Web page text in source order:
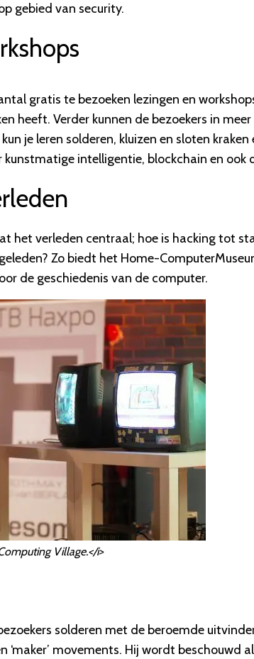
gebied van security.
gratis te bezoeken lezingen en
heeft. Verder kunnen de bezoekers in
je leren solderen, kluizen en sloten
kunstmatige intelligentie, blockchain en ook
het verleden centraal; hoe is hacking tot
Zo biedt het Home-
de geschiedenis van de computer.
Village.</i>
solderen met de beroemde
‘maker’ movements. Hij wordt beschouwd